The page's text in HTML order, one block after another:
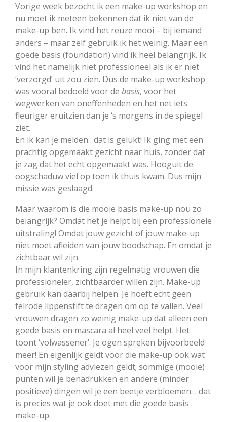
Vorige week bezocht ik een make-up workshop en
nu moet ik meteen bekennen dat ik niet van de
make-up ben. Ik vind het reuze mooi – bij iemand
anders – maar zelf gebruik ik het weinig. Maar een
goede basis (foundation) vind ik heel belangrijk. Ik
vind het namelijk niet professioneel als ik er niet
‘verzorgd’ uit zou zien. Dus de make-up workshop
was vooral bedoeld voor de basis, voor het
wegwerken van oneffenheden en het net iets
fleuriger eruitzien dan je ‘s morgens in de spiegel
ziet.
En ik kan je melden…dat is gelukt! Ik ging met een
prachtig opgemaakt gezicht naar huis, zonder dat
je zag dat het echt opgemaakt was. Hooguit de
oogschaduw viel op toen ik thuis kwam. Dus mijn
missie was geslaagd.
Maar waarom is die mooie basis make-up nou zo
belangrijk? Omdat het je helpt bij een professionele
uitstraling! Omdat jouw gezicht of jouw make-up
niet moet afleiden van jouw boodschap. En omdat je
zichtbaar wil zijn.
In mijn klantenkring zijn regelmatig vrouwen die
professioneler, zichtbaarder willen zijn. Make-up
gebruik kan daarbij helpen. Je hoeft echt geen
felrode lippenstift te dragen om op te vallen. Veel
vrouwen dragen zo weinig make-up dat alleen een
goede basis en mascara al heel veel helpt. Het
toont ‘volwassener’. Je ogen spreken bijvoorbeeld
meer! En eigenlijk geldt voor die make-up ook wat
voor mijn styling adviezen geldt; sommige (mooie)
punten wil je benadrukken en andere (minder
positieve) dingen wil je een beetje verbloemen… dat
is precies wat je ook doet met die goede basis
make-up.